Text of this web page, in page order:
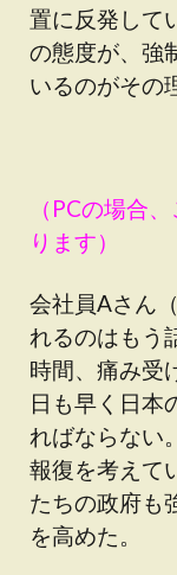
置に反発して
の態度が、強
いるのがその
（PCの場合
ります）
会社員Aさん
れるのはもう
時間、痛み受
日も早く日本
ればならない
報復を考えて
たちの政府も
を高めた。